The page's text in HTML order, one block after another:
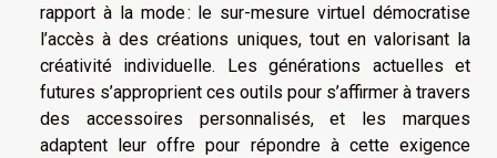
rapport à la mode : le sur-mesure virtuel démocratise
l’accès à des créations uniques, tout en valorisant la
créativité individuelle. Les générations actuelles et
futures s’approprient ces outils pour s’affirmer à travers
des accessoires personnalisés, et les marques
adaptent leur offre pour répondre à cette exigence